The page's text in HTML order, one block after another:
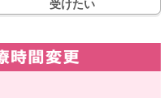
受けたい